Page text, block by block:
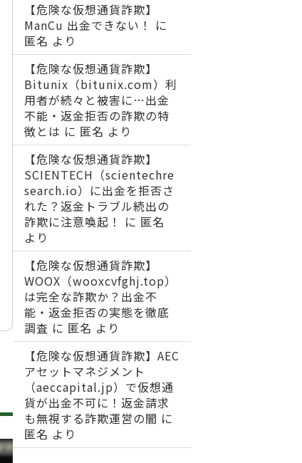
【危険な仮想通貨詐欺】
ManCu 出金できない！
に
匿名 より
【危険な仮想通貨詐欺】
Bitunix（bitunix.com）利
用者が続々と被害に…出金
不能・返金拒否の詐欺の特
徴とは に 匿名 より
【危険な仮想通貨詐欺】
SCIENTECH（scientechre
search.io）に出金を拒否さ
れた？返金トラブル続出の
詐欺に注意喚起！
に 匿名
より
【危険な仮想通貨詐欺】
WOOX（wooxcvfghj.top）
は完全な詐欺か？出金不
能・返金拒否の実態を徹底
調査 に 匿名 より
【危険な仮想通貨詐欺】AEC
アセットマネジメント
（aeccapital.jp）で仮想通
貨が出金不可に！返金請求
も無視する詐欺運営の闇 に
匿名 より